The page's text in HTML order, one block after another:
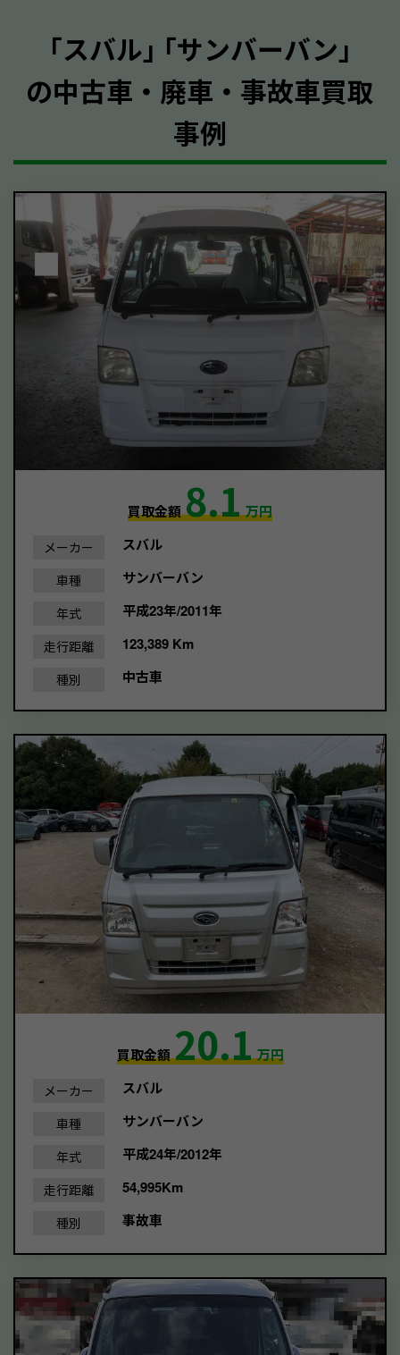
｢スバル｣ ｢サンバーバン｣
の中古車・廃車・事故車買取
事例
買取金額8.1万円
メーカー スバル
車種 サンバーバン
年式 平成23年/2011年
走行距離 123,389 Km
種別 中古車
買取金額20.1万円
メーカー スバル
車種 サンバーバン
年式 平成24年/2012年
走行距離 54,995Km
種別 事故車